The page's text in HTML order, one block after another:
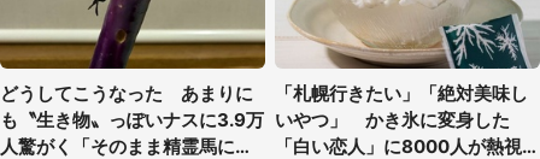
どうしてこうなった あまりに
も〝生き物〟っぽいナスに3.9万
人驚がく「そのまま精霊馬に使
「札幌行きたい」「絶対美味し
いやつ」 かき氷に変身した
「白い恋人」に8000人が熱視